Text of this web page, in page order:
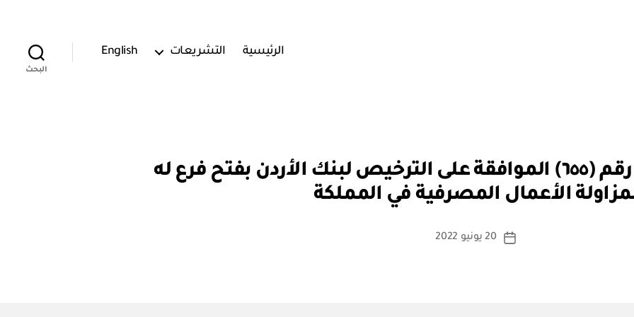
الرئيسية التشريعات English
البحث
قرار مجلس الوزراء رقم (٦٥٥) الموافقة على الترخيص لبنك الأردن بفتح فرع له
الأعمال المصرفية في المملكة
كاتب
ا
س
ة
تاريخ
20 يونيو 2022